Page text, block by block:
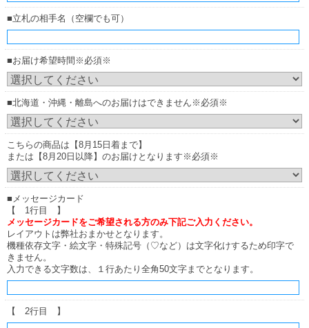
■立札の相手名（空欄でも可）
■お届け希望時間※必須※
■北海道・沖縄・離島へのお届けはできません※必須※
こちらの商品は【8月15日着まで】
または【8月20日以降】のお届けとなります※必須※
■メッセージカード
【 1行目 】
メッセージカードをご希望される方のみ下記ご入力ください。
レイアウトは弊社おまかせとなります。
機種依存文字・絵文字・特殊記号（♡など）は文字化けするため印字で
きません。
入力できる文字数は、１行あたり全角50文字までとなります。
【 2行目 】